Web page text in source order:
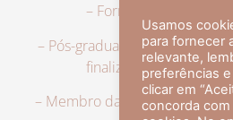
– Formação em
– Pós-graduação em
finalizado a
– Membro da Sociedade
Usamos
para fornecer
relevante,
preferências
clicar em
concorda com